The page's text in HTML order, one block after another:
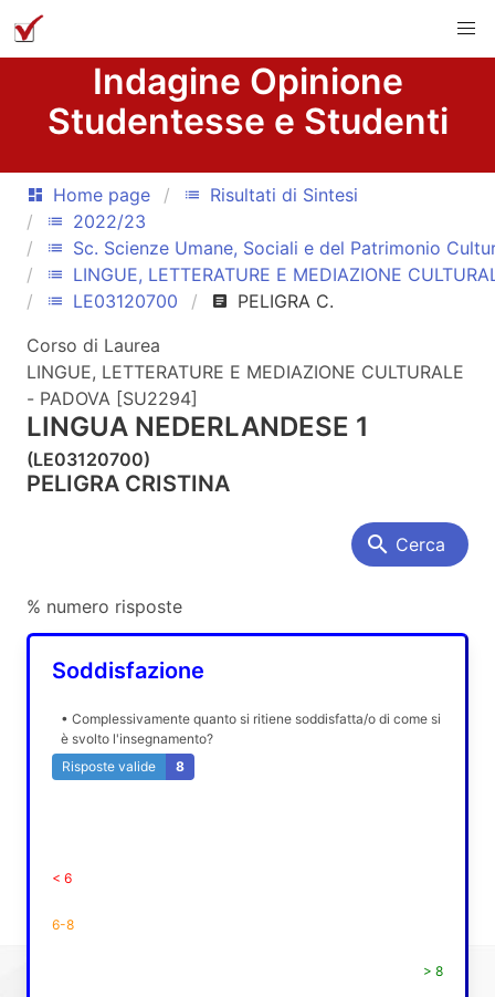
Indagine Opinione
Studentesse e Studenti
dashboard Home page list Risultati di Sintesi
list 2022/23
list Sc. Scienze Umane, Sociali e del Patrimonio
list LINGUE, LETTERATURE E MEDIAZIONE
list LE03120700 article
PELIGRA C.
Corso di Laurea
LINGUE, LETTERATURE E MEDIAZIONE CULTURALE
- PADOVA [SU2294]
LINGUA NEDERLANDESE 1
(LE03120700)
PELIGRA CRISTINA
search Cerca
% numero risposte
Soddisfazione
• Complessivamente quanto si ritiene soddisfatta/o di come si
è svolto l'insegnamento?
Risposte valide
8
< 6
6-8
> 8